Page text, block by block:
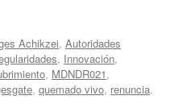
Achikzei, Autoridades
, Innovación,
, MDNDR021,
, quemado vivo, renuncia.